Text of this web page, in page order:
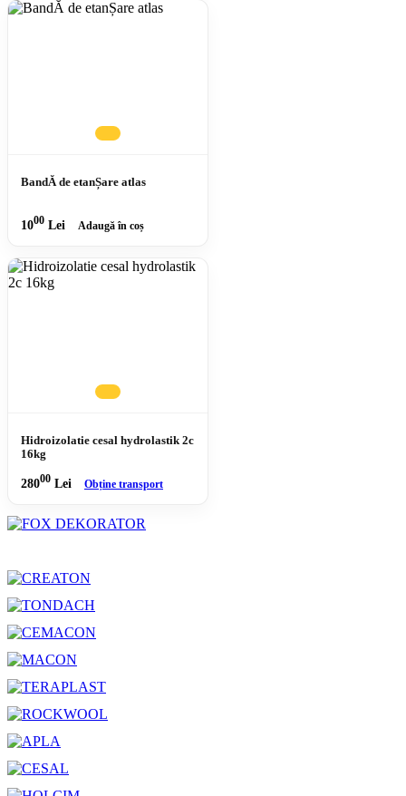
BandĂ de etanȘare atlas
1000 Lei Adaugă în coș
Hidroizolatie cesal hydrolastik 2c
16kg
28000 Lei Obține transport